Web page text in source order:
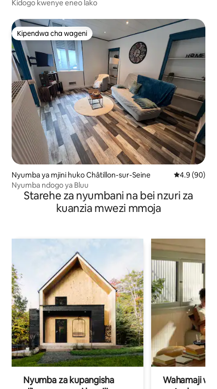
Kidogo kwenye eneo lako
Kipendwa cha wageni
Kipendwa cha wageni
Nyumba ya mjini huko Châtillon-sur-Seine Ukadiriaji
4.9 (90)
Nyumba ndogo ya Bluu
Starehe za nyumbani na bei nzuri za
kuanzia mwezi mmoja
Nyumba za kupangisha
Wahamaji